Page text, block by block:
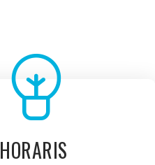
HORARIS